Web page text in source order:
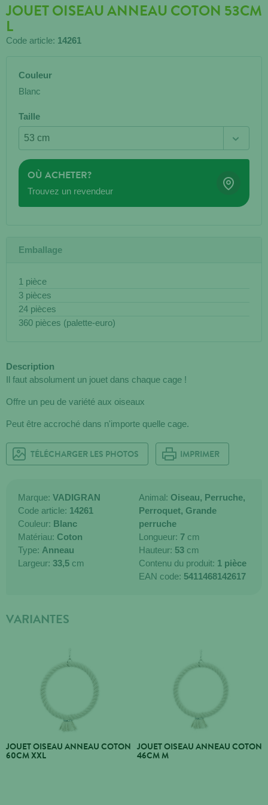
JOUET OISEAU ANNEAU COTON 53CM
L
Code article: 14261
Couleur
Blanc
Taille
OÙ ACHETER?
Trouvez un revendeur
Emballage
1 pièce
3 pièces
24 pièces
360 pièces (palette-euro)
Description
Il faut absolument un jouet dans chaque cage !
Offre un peu de variété aux oiseaux
Peut être accroché dans n'importe quelle cage.
TÉLÉCHARGER LES PHOTOS IMPRIMER
Marque: VADIGRAN
Code article: 14261
Couleur: Blanc
Matériau: Coton
Type: Anneau
Largeur: 33,5 cm
Animal: Oiseau, Perruche,
Perroquet, Grande
perruche
Longueur: 7 cm
Hauteur: 53 cm
Contenu du produit: 1 pièce
EAN code: 5411468142617
VARIANTES
JOUET OISEAU ANNEAU COTON
60CM XXL
JOUET OISEAU ANNEAU COTON
46CM M